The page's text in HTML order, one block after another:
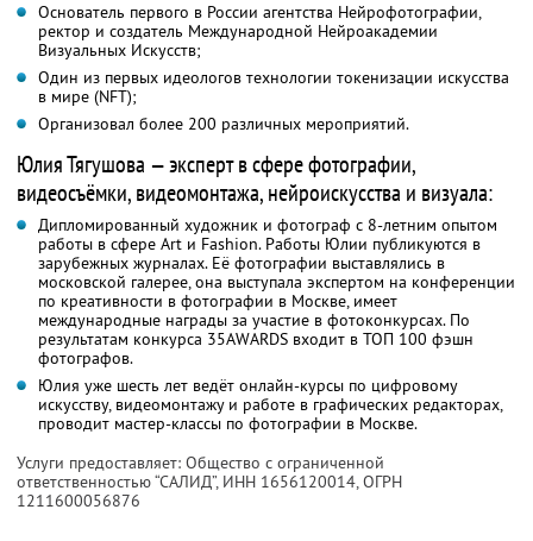
Основатель первого в России агентства Нейрофотографии,
ректор и создатель Международной Нейроакадемии
Визуальных Искусств;
Один из первых идеологов технологии токенизации искусства
в мире (NFT);
Организовал более 200 различных мероприятий.
Юлия Тягушова — эксперт в сфере фотографии,
видеосъёмки, видеомонтажа, нейроискусства и визуала:
Дипломированный художник и фотограф с 8-летним опытом
работы в сфере Art и Fashion. Работы Юлии публикуются в
зарубежных журналах. Её фотографии выставлялись в
московской галерее, она выступала экспертом на конференции
по креативности в фотографии в Москве, имеет
международные награды за участие в фотоконкурсах. По
результатам конкурса 35AWARDS входит в ТОП 100 фэшн
фотографов.
Юлия уже шесть лет ведёт онлайн-курсы по цифровому
искусству, видеомонтажу и работе в графических редакторах,
проводит мастер-классы по фотографии в Москве.
Услуги предоставляет: Общество с ограниченной
ответственностью “САЛИД”, ИНН 1656120014, ОГРН
1211600056876